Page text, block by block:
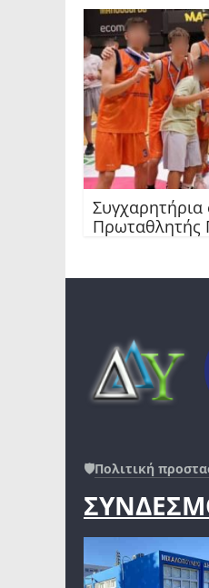
Πρωταθλητής
🛡️Πολιτική